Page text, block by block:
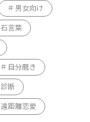
男女向け
石言葉
自分磨き
診断
遠距離恋愛